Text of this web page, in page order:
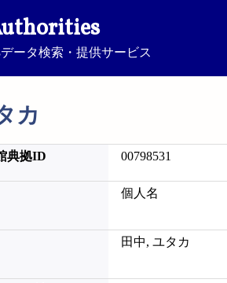
ータ検索・提供サービス
カ
典拠ID 00798531
個人名
田中, ユタカ